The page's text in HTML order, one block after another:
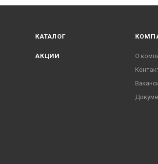
КАТАЛОГ
АКЦИИ
О